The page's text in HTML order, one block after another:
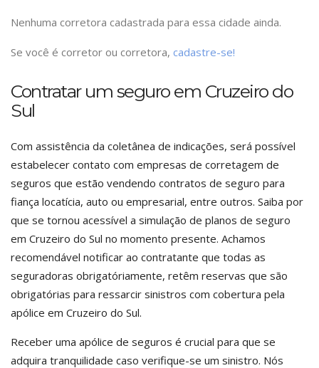
Nenhuma corretora cadastrada para essa cidade ainda.
Se você é corretor ou corretora, cadastre-se!
Contratar um seguro em Cruzeiro do
Sul
Com assistência da coletânea de indicações, será possível
estabelecer contato com empresas de corretagem de
seguros que estão vendendo contratos de seguro para
fiança locatícia, auto ou empresarial, entre outros. Saiba por
que se tornou acessível a simulação de planos de seguro
em Cruzeiro do Sul no momento presente. Achamos
recomendável notificar ao contratante que todas as
seguradoras obrigatóriamente, retêm reservas que são
obrigatórias para ressarcir sinistros com cobertura pela
apólice em Cruzeiro do Sul.
Receber uma apólice de seguros é crucial para que se
adquira tranquilidade caso verifique-se um sinistro. Nós